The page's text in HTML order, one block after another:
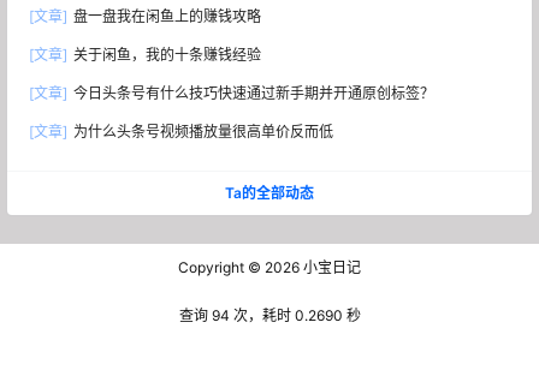
[文章] 盘一盘我在闲鱼上的赚钱攻略
[文章] 关于闲鱼，我的十条赚钱经验
[文章] 今日头条号有什么技巧快速通过新手期并开通原创标签？
[文章] 为什么头条号视频播放量很高单价反而低
Ta的全部动态
Copyright © 2026 小宝日记
查询 94 次，耗时 0.2690 秒